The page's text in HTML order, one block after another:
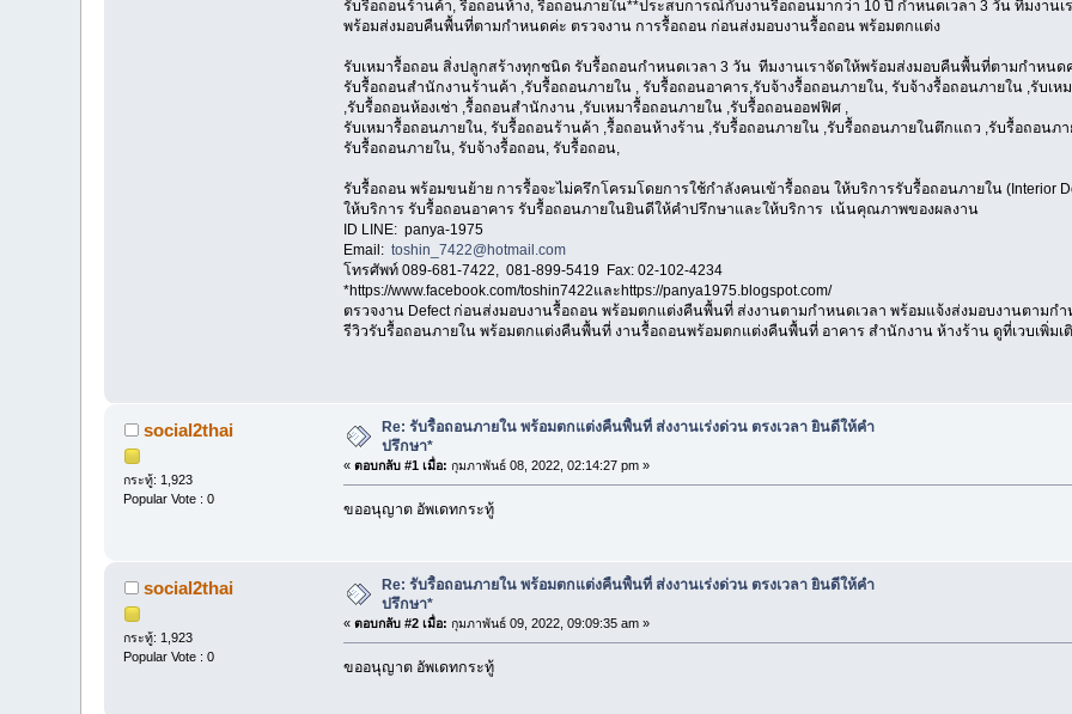
รับรื้อถอนร้านค้า, รื้อถอนห้าง, รื้อถอนภายใน**ประสบการณ์กับงานรื้อถอนมากว่า 10 ปี กำหนดเวลา 3 วัน ทีมงานเ
พร้อมส่งมอบคืนพื้นที่ตามกำหนดค่ะ ตรวจงาน การรื้อถอน ก่อนส่งมอบงานรื้อถอน พร้อมตกแต่ง
รับเหมารื้อถอน สิ่งปลูกสร้างทุกชนิด รับรื้อถอนกำหนดเวลา 3 วัน ทีมงานเราจัดให้พร้อมส่งมอบคืนพื้นที่ตามกำหน
รับรื้อถอนสำนักงานร้านค้า ,รับรื้อถอนภายใน , รับรื้อถอนอาคาร,รับจ้างรื้อถอนภายใน, รับจ้างรื้อถอนภายใน ,รับเ
,รับรื้อถอนห้องเช่า ,รื้อถอนสำนักงาน ,รับเหมารื้อถอนภายใน ,รับรื้อถอนออฟฟิศ ,
รับเหมารื้อถอนภายใน, รับรื้อถอนร้านค้า ,รื้อถอนห้างร้าน ,รับรื้อถอนภายใน ,รับรื้อถอนภายในตึกแถว ,รับรื้อถอน
รับรื้อถอนภายใน, รับจ้างรื้อถอน, รับรื้อถอน,
รับรื้อถอน พร้อมขนย้าย การรื้อจะไม่ครึกโครมโดยการใช้กำลังคนเข้ารื้อถอน ให้บริการรับรื้อถอนภายใน (Interior
ให้บริการ รับรื้อถอนอาคาร รับรื้อถอนภายในยินดีให้คำปรึกษาและให้บริการ เน้นคุณภาพของผลงาน
ID LINE: panya-1975
Email: toshin_7422@hotmail.com
โทรศัพท์ 089-681-7422, 081-899-5419 Fax: 02-102-4234
*https://www.facebook.com/toshin7422และhttps://panya1975.blogspot.com/
ตรวจงาน Defect ก่อนส่งมอบงานรื้อถอน พร้อมตกแต่งคืนพื้นที่ ส่งงานตามกำหนดเวลา พร้อมแจ้งส่งมอบงานตามก
รีวิวรับรื้อถอนภายใน พร้อมตกแต่งคืนพื้นที่ งานรื้อถอนพร้อมตกแต่งคืนพื้นที่ อาคาร สำนักงาน ห้างร้าน ดูที่เวบเพิ่มเ
social2thai
กระทู้: 1,923
Popular Vote : 0
Re: รับรื้อถอนภายใน พร้อมตกแต่งคืนพื้นที่ ส่งงานเร่งด่วน ตรงเวลา ยินดีให้คำ
ปรึกษา*
« ตอบกลับ #1 เมื่อ: กุมภาพันธ์ 08, 2022, 02:14:27 pm »
ขออนุญาต อัพเดทกระทู้
social2thai
กระทู้: 1,923
Popular Vote : 0
Re: รับรื้อถอนภายใน พร้อมตกแต่งคืนพื้นที่ ส่งงานเร่งด่วน ตรงเวลา ยินดีให้คำ
ปรึกษา*
« ตอบกลับ #2 เมื่อ: กุมภาพันธ์ 09, 2022, 09:09:35 am »
ขออนุญาต อัพเดทกระทู้